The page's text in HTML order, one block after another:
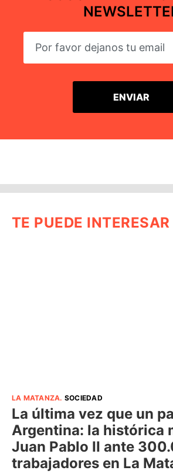
TE PUEDE INTERESAR
LA MATANZA. SOCIEDAD
La última vez que un
Argentina: la histórica
Juan Pablo II ante
trabajadores en La